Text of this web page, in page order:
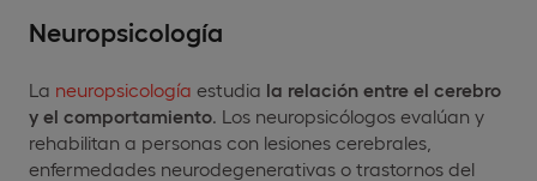
Neuropsicología
La neuropsicología estudia la relación entre el cerebro
y el comportamiento . Los neuropsicólogos evalúan y
rehabilitan a personas con lesiones cerebrales,
enfermedades neurodegenerativas o trastornos del